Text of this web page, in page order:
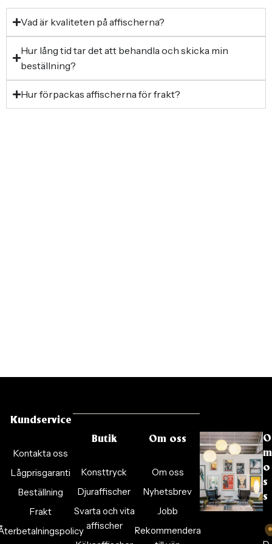
Vad är kvaliteten på affischerna?
Hur lång tid tar det att behandla och skicka min
beställning?
Hur förpackas affischerna för frakt?
Kundservice
Kontakta oss
Lågprisgaranti
Beställning
Frakt
Butik
Konsttryck
Djuraffischer
Svarta och vita
affischer
Om oss
Om oss
Nyhetsbrev
Jobb
Rekommendera
O
m
o
s
s